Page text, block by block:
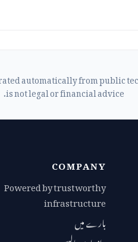
automatically from public
is not legal or financial advice.
COMPANY
Powered by trustworthy
infrastructure
بارے میں